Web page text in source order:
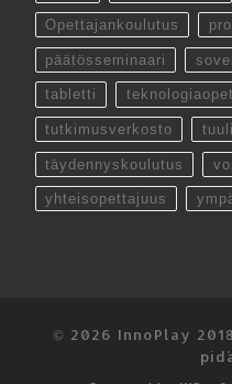
Opettajankoulutus
päätösseminaari
tabletti
tutkimusverkosto
täydennyskoulutus
yhteisopettajuus
© 2026 InnoPlay